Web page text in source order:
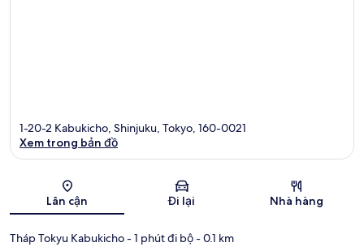
Bản đồ
1-20-2 Kabukicho, Shinjuku, Tokyo, 160-0021
Xem trong bản đồ
Lân cận Đi lại Nhà hàng
Tháp Tokyu Kabukicho- 1 phút đi bộ- 0.1 km